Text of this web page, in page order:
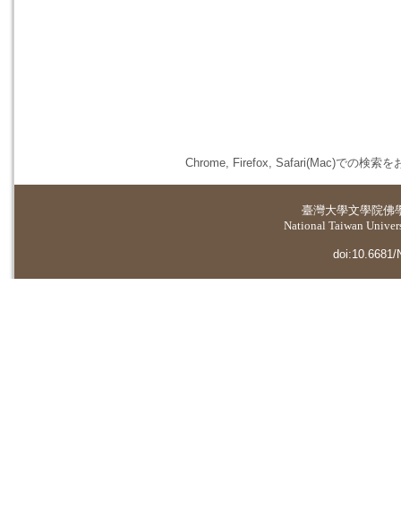
Chrome, Firefox, Safari(Mac)での検索を
臺灣大學文學院佛
National Taiwan
doi:10.6681/